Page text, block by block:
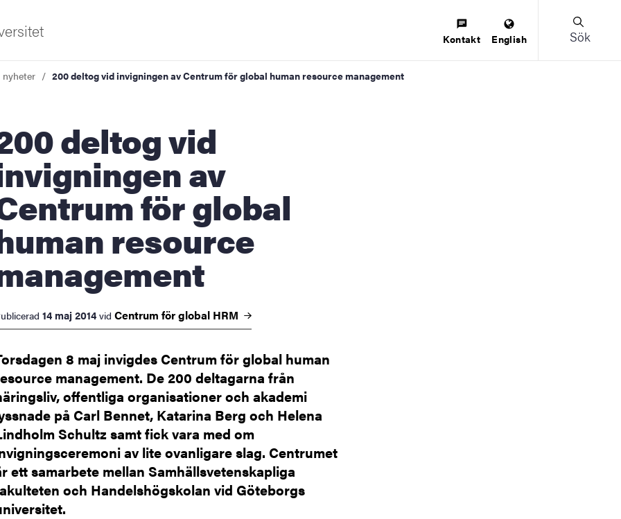
innovation
Kontakt English Sök
200 deltog vid invigningen av Centrum för global human resource management
vid
av
för global
resource
14 maj 2014 vid Centrum för global HRM
8 maj invigdes Centrum för global human
management. De 200 deltagarna från
offentliga organisationer och akademi
på Carl Bennet, Katarina Berg och Helena
Schultz samt fick vara med om
av lite ovanligare slag. Centrumet
ett samarbete mellan Samhällsvetenskapliga
och Handelshögskolan vid Göteborgs